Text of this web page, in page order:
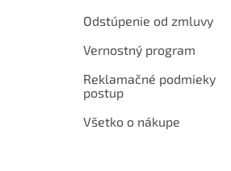
Odstúpenie od zmluvy
Vernostný program
Reklamačné podmieky
postup
Všetko o nákupe